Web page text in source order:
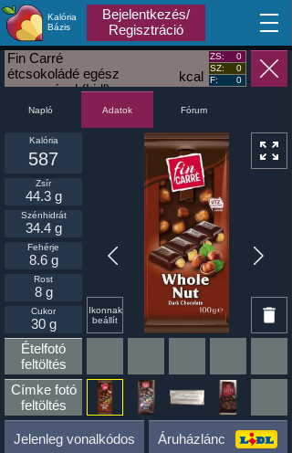
Kalória
Bázis
Bejelentkezés/
Regisztráció
MA
kcal
Fin Carré
étcsokoládé egész
mogyoróval (Lidl)
ZS:
0
SZ:
0
F:
0
Napló Adatok Fórum
Ikonnak
beállít
Kalória
587
Zsír
44.3 g
Szénhidrát
34.4 g
Fehérje
8.6 g
Rost
8 g
Cukor
30 g
Ételfotó
feltöltés
Címke fotó
feltöltés
Jelenleg vonalkódos Áruházlánc